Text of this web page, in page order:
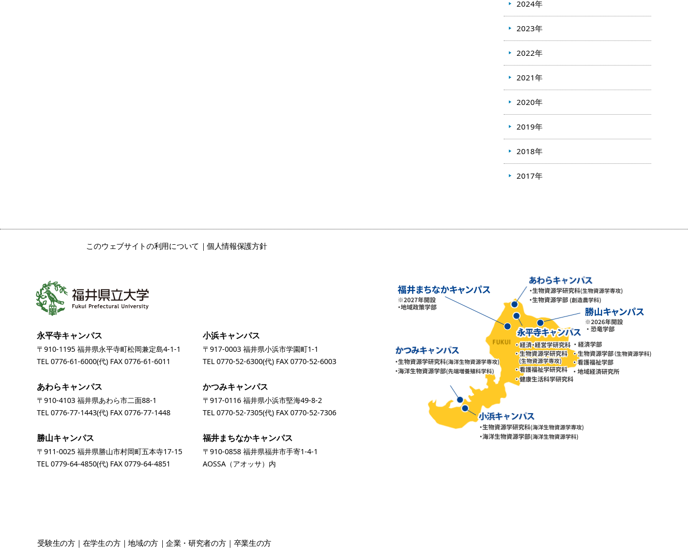
2024年
2023年
2022年
2021年
2020年
2019年
2018年
2017年
このウェブサイトの利用について 個人情報保護方針
永平寺キャンパス
〒910-1195 福井県永平寺町松岡兼定島4-1-1
TEL0776-61-6000(代) FAX 0776-61-6011
小浜キャンパス
〒917-0003 福井県小浜市学園町1-1
TEL0770-52-6300(代) FAX 0770-52-6003
あわらキャンパス
〒910-4103 福井県あわら市二面88-1
TEL0776-77-1443(代) FAX 0776-77-1448
かつみキャンパス
〒917-0116 福井県小浜市堅海49-8-2
TEL0770-52-7305(代) FAX 0770-52-7306
勝山キャンパス
〒911-0025 福井県勝山市村岡町五本寺17-15
TEL0779-64-4850(代) FAX 0779-64-4851
福井まちなかキャンパス
〒910-0858 福井県福井市手寄1-4-1
AOSSA（アオッサ）内
受験生の方 在学生の方 地域の方 企業・研究者の方 卒業生の方